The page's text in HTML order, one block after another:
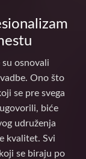
osnovali
Ono što
se pre svega
biće
udruženja
kvalitet. Svi
se biraju po